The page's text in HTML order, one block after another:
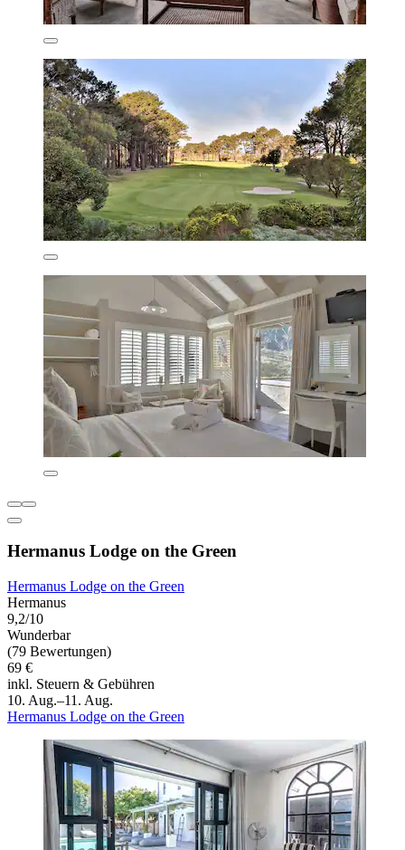
Hermanus Lodge on the Green
Hermanus Lodge on the Green
Hermanus
9,2/10
Wunderbar
(79 Bewertungen)
69 €
inkl. Steuern & Gebühren
10. Aug.–11. Aug.
Hermanus Lodge on the Green